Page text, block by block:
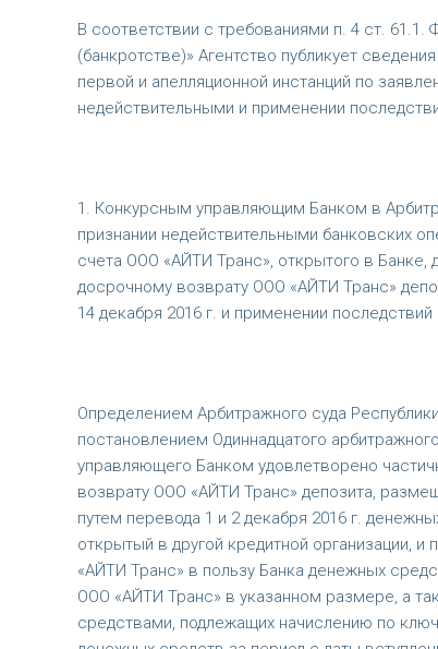
В соответствии с требованиями п. 4 ст.
(банкротстве)» Агентство публикует
первой и апелляционной инстанций по
недействительными и применении
1. Конкурсным управляющим Банком в
признании недействительными банковских
счета ООО «АЙТИ Транс», открытого в Банке,
досрочному возврату ООО «АЙТИ Транс»
14 декабря 2016 г. и применении последствий
Определением Арбитражного суда
постановлением Одиннадцатого
управляющего Банком удовлетворено
возврату ООО «АЙТИ Транс» депозита,
путем перевода 1 и 2 декабря 2016 г.
открытый в другой кредитной организации,
«АЙТИ Транс» в пользу Банка денежных
ООО «АЙТИ Транс» в указанном размере, а
средствами, подлежащих начислению по